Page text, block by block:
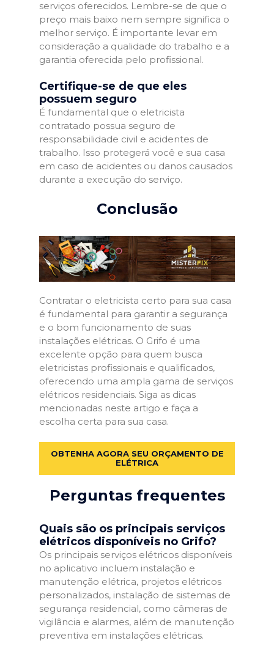
serviços oferecidos. Lembre-se de que o
preço mais baixo nem sempre significa o
melhor serviço. É importante levar em
consideração a qualidade do trabalho e a
garantia oferecida pelo profissional.
Certifique-se de que eles
possuem seguro
É fundamental que o eletricista
contratado possua seguro de
responsabilidade civil e acidentes de
trabalho. Isso protegerá você e sua casa
em caso de acidentes ou danos causados
durante a execução do serviço.
Conclusão
Contratar o eletricista certo para sua casa
é fundamental para garantir a segurança
e o bom funcionamento de suas
instalações elétricas. O Grifo é uma
excelente opção para quem busca
eletricistas profissionais e qualificados,
oferecendo uma ampla gama de serviços
elétricos residenciais. Siga as dicas
mencionadas neste artigo e faça a
escolha certa para sua casa.
OBTENHA AGORA SEU ORÇAMENTO DE
ELÉTRICA
Perguntas frequentes
Quais são os principais serviços
elétricos disponíveis no Grifo?
Os principais serviços elétricos disponíveis
no aplicativo incluem instalação e
manutenção elétrica, projetos elétricos
personalizados, instalação de sistemas de
segurança residencial, como câmeras de
vigilância e alarmes, além de manutenção
preventiva em instalações elétricas.